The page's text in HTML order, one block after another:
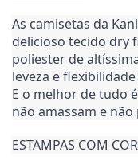
As camisetas da
delicioso tecido dry
poliester de
leveza e
E o melhor de tudo
não amassam e
ESTAMPAS COM